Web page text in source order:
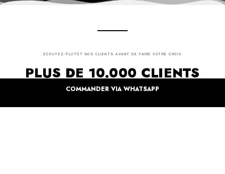
ECOUTEZ PLUTÔT NOS CLIENTS AVANT DE FAIRE VOTRE CHOIX
PLUS DE 10.000 CLIENTS
SATISFAITS
COMMANDER VIA WHATSAPP